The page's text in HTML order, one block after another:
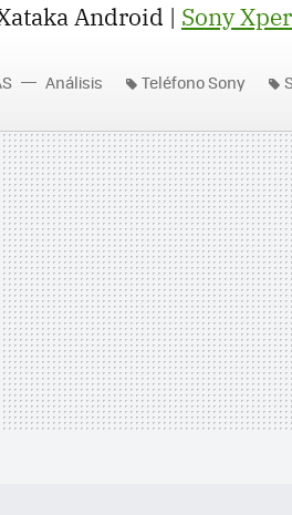
Android | Sony
Análisis Teléfono Sony